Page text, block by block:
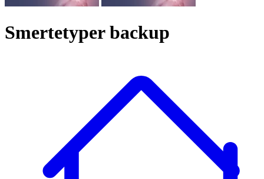
Smer­te­ty­per backup